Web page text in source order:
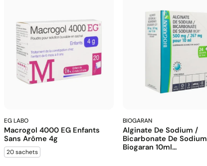
EG LABO
Macrogol 4000 EG Enfants
Sans Arôme 4g
20 sachets
BIOGARAN
Alginate De Sodium /
Bicarbonate De Sodium
Biogaran 10ml...